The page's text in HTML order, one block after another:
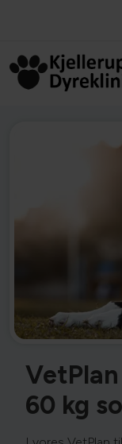
60 kg